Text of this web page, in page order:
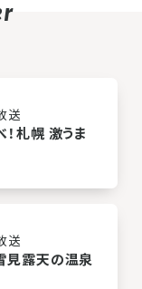
送
札幌 激うま
送
見露天の温泉